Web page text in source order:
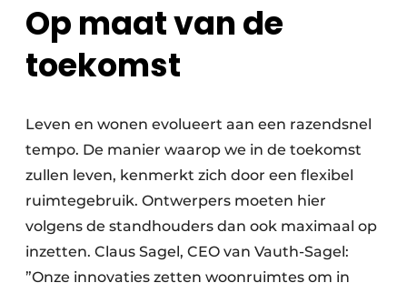
Op maat van de
toekomst
Leven en wonen evolueert aan een razendsnel
tempo. De manier waarop we in de toekomst
zullen leven, kenmerkt zich door een flexibel
ruimtegebruik. Ontwerpers moeten hier
volgens de standhouders dan ook maximaal op
inzetten. Claus Sagel, CEO van Vauth-Sagel:
”Onze innovaties zetten woonruimtes om in